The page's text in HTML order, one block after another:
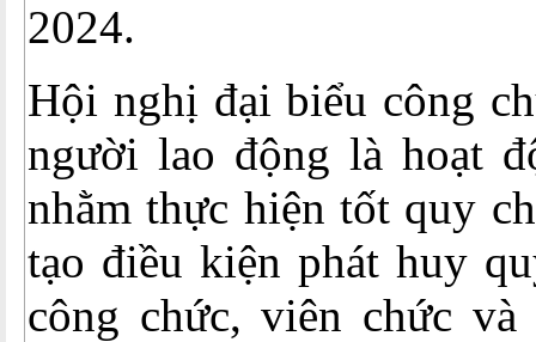
2024.
Hội nghị đại biểu công
người lao động là hoạt
nhằm thực hiện tốt quy
tạo điều kiện phát huy
công chức, viên chức